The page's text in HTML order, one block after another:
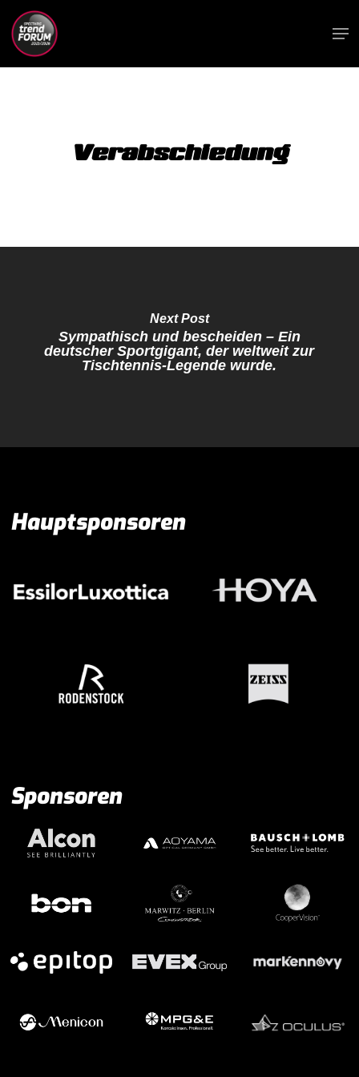
Skip
to
main
content
Verabschiedung
Next Post
Sympathisch und bescheiden – Ein
deutscher Sportgigant, der weltweit zur
Tischtennis-Legende wurde.
Hauptsponsoren
Sponsoren